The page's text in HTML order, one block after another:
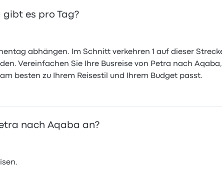
es pro Tag?
abhängen. Im Schnitt verkehren 1 auf dieser
Vereinfachen Sie Ihre Busreise von Petra nach
besten zu Ihrem Reisestil und Ihrem Budget passt.
nach Aqaba an?